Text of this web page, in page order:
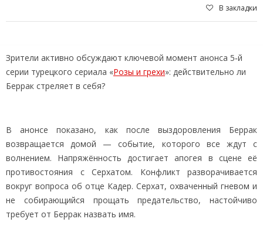
В закладки
Зрители активно обсуждают ключевой момент анонса 5‑й
серии турецкого сериала «Розы и грехи»: действительно ли
Беррак стреляет в себя?
В анонсе показано, как после выздоровления Беррак
возвращается домой — событие, которого все ждут с
волнением. Напряжённость достигает апогея в сцене её
противостояния с Серхатом. Конфликт разворачивается
вокруг вопроса об отце Кадер. Серхат, охваченный гневом и
не собирающийся прощать предательство, настойчиво
требует от Беррак назвать имя.